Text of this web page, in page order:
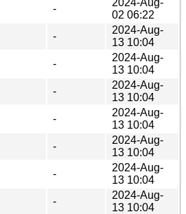
-
02 06:22
-
2024-Aug-
13 10:04
-
2024-Aug-
13 10:04
-
2024-Aug-
13 10:04
-
2024-Aug-
13 10:04
-
2024-Aug-
13 10:04
-
2024-Aug-
13 10:04
-
2024-Aug-
13 10:04